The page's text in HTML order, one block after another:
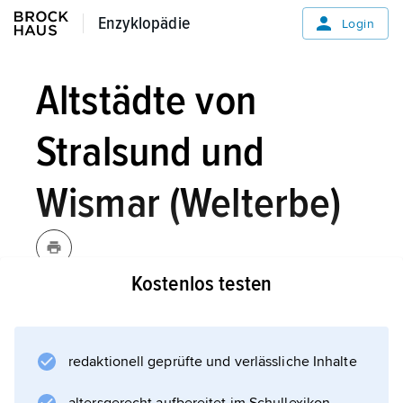
Enzyklopädie
Enzyklopädie Login
Altstädte von
Stralsund und
Wismar (Welterbe)
Die Altstädte von
Wismar
Kostenlos testen
redaktionell geprüfte und verlässliche Inhalte